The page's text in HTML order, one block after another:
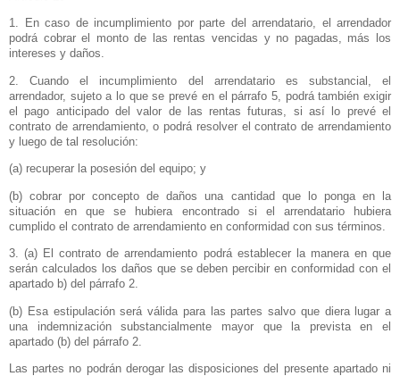
1. En caso de incumplimiento por parte del arrendatario, el arrendador
podrá cobrar el monto de las rentas vencidas y no pagadas, más los
intereses y daños.
2. Cuando el incumplimiento del arrendatario es substancial, el
arrendador, sujeto a lo que se prevé en el párrafo 5, podrá también exigir
el pago anticipado del valor de las rentas futuras, si así lo prevé el
contrato de arrendamiento, o podrá resolver el contrato de arrendamiento
y luego de tal resolución:
(a) recuperar la posesión del equipo; y
(b) cobrar por concepto de daños una cantidad que lo ponga en la
situación en que se hubiera encontrado si el arrendatario hubiera
cumplido el contrato de arrendamiento en conformidad con sus términos.
3. (a) El contrato de arrendamiento podrá establecer la manera en que
serán calculados los daños que se deben percibir en conformidad con el
apartado b) del párrafo 2.
(b) Esa estipulación será válida para las partes salvo que diera lugar a
una indemnización substancialmente mayor que la prevista en el
apartado (b) del párrafo 2.
Las partes no podrán derogar las disposiciones del presente apartado ni